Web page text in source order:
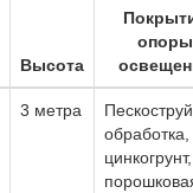
Высота
опоры
3 метра
обработка,
цинкогрунт,